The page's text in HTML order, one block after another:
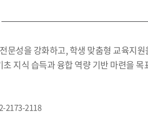
문성을 강화하고, 학생 맞춤형 교육지
지식 습득과 융합 역량 기반 마련을
2173-2118